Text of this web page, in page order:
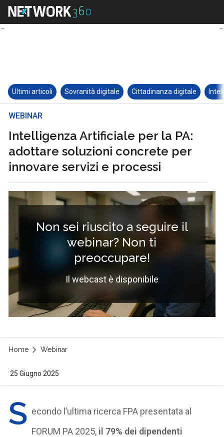
Ultimi articoli Sovranità digitale Cittadinanza digitale
WEBINAR
Intelligenza Artificiale per la PA:
adottare soluzioni concrete per
innovare servizi e processi
Non sei riuscito a seguire il
webinar? Non ti
preoccupare!
Il webcast è disponibile
Home Webinar
25 Giugno 2025
S econdo l’ultima ricerca FPA presentata al
FORUM PA 2025, il 79% dei dipendenti